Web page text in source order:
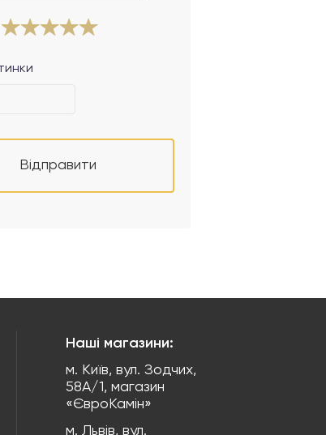
Відправити
Наші магазини:
м. Київ, вул. Зодчих,
58А/1, магазин
«ЄвроКамін»
м. Львів, вул.